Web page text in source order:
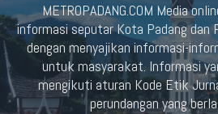
METROPADANG.COM Media
informasi seputar Kota Padang dan
dengan menyajikan informasi-
untuk masyarakat. Informasi
mengikuti aturan Kode Etik
perundangan yang